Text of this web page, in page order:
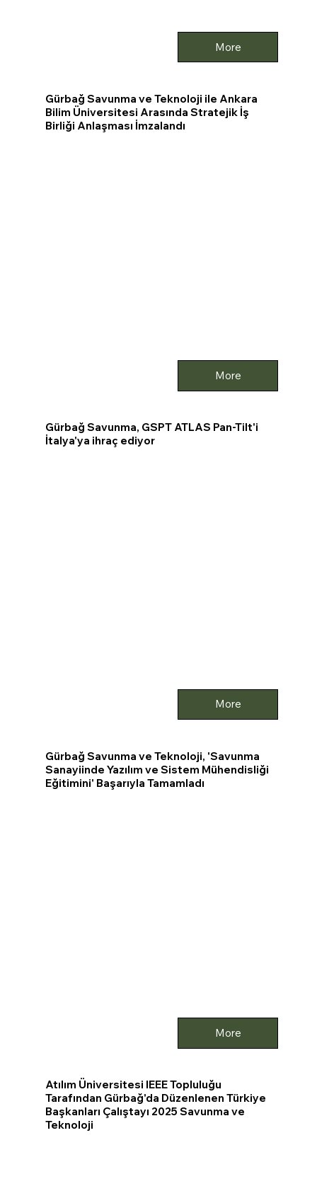
More
Gürbağ Savunma ve Teknoloji ile Ankara
Bilim Üniversitesi Arasında Stratejik İş
Birliği Anlaşması İmzalandı
More
Gürbağ Savunma, GSPT ATLAS Pan-Tilt'i
İtalya'ya ihraç ediyor
More
Gürbağ Savunma ve Teknoloji, 'Savunma
Sanayiinde Yazılım ve Sistem Mühendisliği
Eğitimini' Başarıyla Tamamladı
More
Atılım Üniversitesi IEEE Topluluğu
Tarafından Gürbağ'da Düzenlenen Türkiye
Başkanları Çalıştayı 2025 Savunma ve
Teknoloji